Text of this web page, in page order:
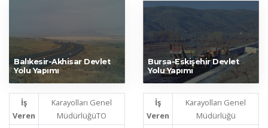
Balıkesir-Akhisar Devlet
Yolu Yapımı
İş
Veren
Karayolları Genel
MüdürlüğüTO
Bursa-Eskişehir Devlet
Yolu Yapımı
İş
Veren
Karayolları Genel
Müdürlüğü